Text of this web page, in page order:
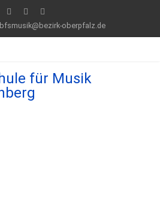
bfsmusik@bezirk-oberpfalz.de